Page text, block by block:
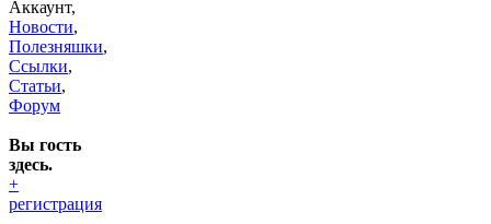
Аккаунт,
Новости,
Полезняшки,
Ссылки,
Статьи,
Форум
Вы гость
здесь.
+
регистрация